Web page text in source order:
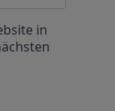
in